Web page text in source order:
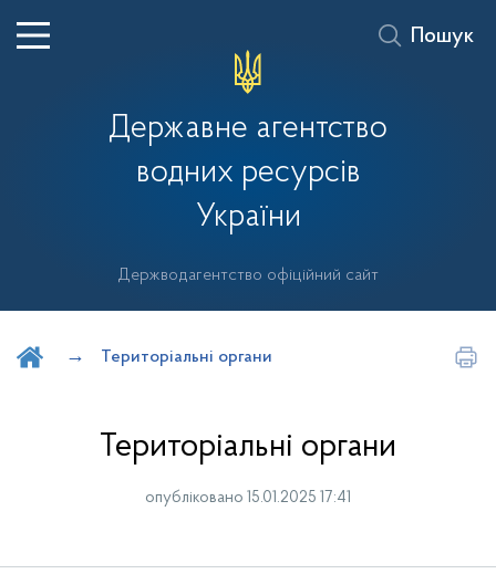
Державне агентство
водних ресурсів
України
Держводагентство офіційний сайт
Пошук
Територіальні органи
Територіальні органи
опубліковано 15.01.2025 17:41